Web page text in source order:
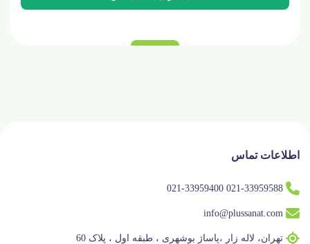
اطلاعات تماس
021-33959588 021-33959400
info@plussanat.com
تهران، لاله زار ،پاساژ بوشهری ، طبقه اول ، پلاک 60